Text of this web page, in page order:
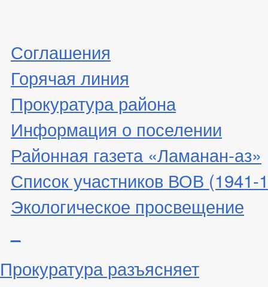
Соглашения
Горячая линия
Прокуратура района
Информация о поселении
Районная газета «Ламанан-аз»
Список участников ВОВ (1941-
Экологическое просвещение
Прокуратура разъясняет